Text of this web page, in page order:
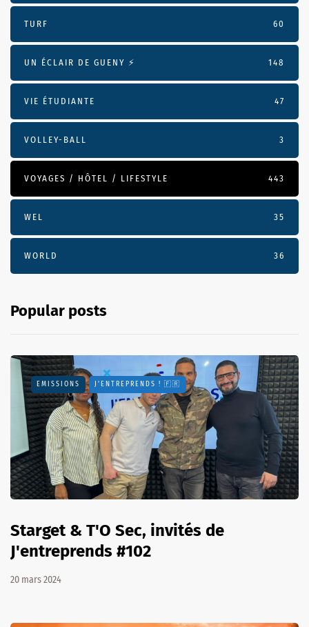
TURF 60
UN ÉCLAIR DE GUENY ⚡️ 148
VIE ÉTUDIANTE 47
VOLLEY-BALL 3
VOYAGES / HÔTEL / LIFESTYLE 443
WEL 35
WORLD 36
Popular posts
EMISSIONS J'ENTREPRENDS ! 🇫🇷
Starget & T'O Sec, invités de
J'entreprends #102
20 mars 2024